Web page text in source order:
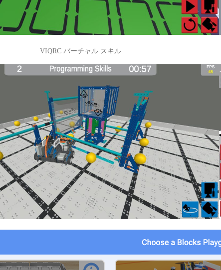
VIQRC バーチャル スキル